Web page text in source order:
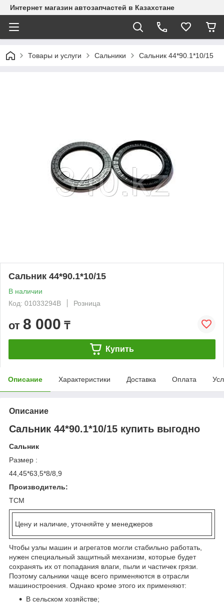
Интернет магазин автозапчастей в Казахстане
Товары и услуги Сальники Сальник 44*90.1*10/15
Сальник 44*90.1*10/15
В наличии
Код: 01033294B
Розница
от 8 000 ₸
Купить
Описание Характеристики Доставка Оплата
Описание
Сальник 44*90.1*10/15 купить выгодно
Сальник
Размер :
44,45*63,5*8/8,9
Производитель:
TCM
Цену и наличие, уточняйте у менеджеров
Чтобы узлы машин и агрегатов могли стабильно работать,
нужен специальный защитный механизм, которые будет
сохранять их от попадания влаги, пыли и частичек грязи.
Поэтому сальники чаще всего применяются в отрасли
машиностроения. Однако кроме этого их применяют:
В сельском хозяйстве;